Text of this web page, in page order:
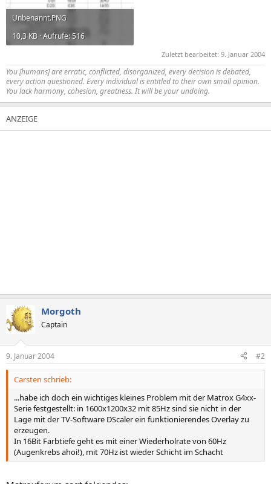
Unbenannt.PNG
10,3 KB · Aufrufe: 516
Zuletzt bearbeitet: 9. Januar 2004
You [humans] are erratic, conflicted, disorganized, every decision is debated,
every action questioned. Every individual is entitled to their own small opinion.
You lack harmony, cohesion, greatness. It will be your undoing.
Morgoth
Captain
9. Januar 2004 #2
Carsten schrieb:
...habe ich doch ein wichtiges kleines Problem mit der Matrox G4xx-
Serie festgestellt: in 1600x1200x32 mit 85Hz sind sie nicht in der
Lage mit der TV-Software DScaler ein funktionierendes Overlay zu
erzeugen.
In 16Bit Farbtiefe geht es mit einer Wiederholrate von 60Hz
(Augenkrebs ahoi!), mit 70Hz ist wieder Schicht im Schacht